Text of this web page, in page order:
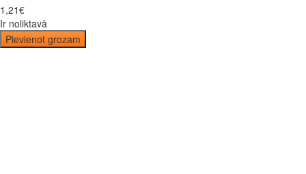
1 ,21€
Ir noliktavā
Pievienot grozam